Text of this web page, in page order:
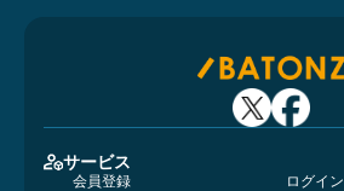
サービス
会員登録
ログイン